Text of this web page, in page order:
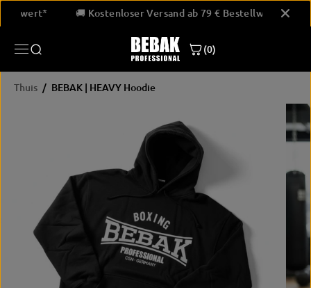
GA NAAR
INHOUD 🚚 Kostenloser Versand ab 79 € Bestellwert*
(0)
Thuis
BEBAK | HEAVY Hoodie